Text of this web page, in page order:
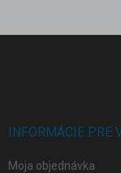
INFORMÁCIE PRE
Moja objednávka